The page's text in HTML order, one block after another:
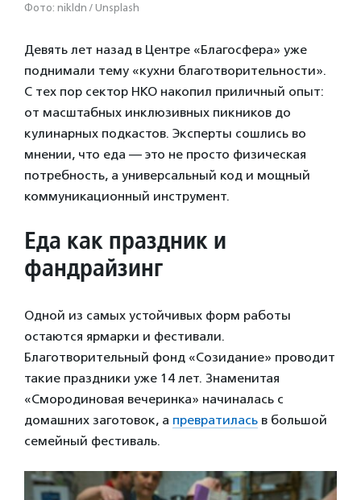
Фото: nikldn / Unsplash
Девять лет назад в Центре «Благосфера» уже
поднимали тему «кухни благотворительности».
С тех пор сектор НКО накопил приличный опыт:
от масштабных инклюзивных пикников до
кулинарных подкастов. Эксперты сошлись во
мнении, что еда — это не просто физическая
потребность, а универсальный код и мощный
коммуникационный инструмент.
Еда как праздник и
фандрайзинг
Одной из самых устойчивых форм работы
остаются ярмарки и фестивали.
Благотворительный фонд «Созидание» проводит
такие праздники уже 14 лет. Знаменитая
«Смородиновая вечеринка» начиналась с
домашних заготовок, а превратилась в большой
семейный фестиваль.